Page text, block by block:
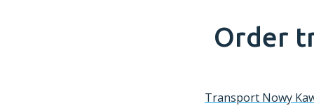
Order
Transport Nowy